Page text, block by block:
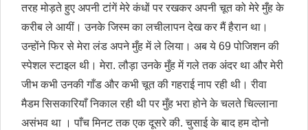
तरह मोड़ते हुए अपनी टांगें मेरे कंधों पर रखकर अपनी चूत को मेरे मुँह के
करीब ले आयीं। उनके जिस्म का लचीलापन देख कर मैं हैरान था।
उन्होंने फिर से मेरा लंड अपने मुँह में ले लिया। अब ये 69 पोजिशन की
स्पेशल स्टाइल थी। मेरा. लौड़ा उनके मुँह में गले तक अंदर था और मेरी
जीभ कभी उनकी गाँड और कभी चूत की गहराई नाप रही थी। रीवा
मैडम सिसकारियाँ निकाल रही थी पर मुँह भरा होने के चलते चिल्लाना
असंभव था । पाँच मिनट तक एक दूसरे की. चुसाई के बाद हम दोनो